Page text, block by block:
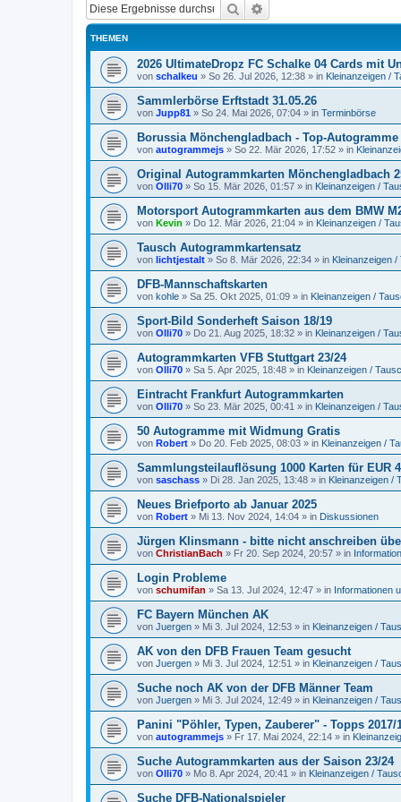
Suche
THEMEN
2026 UltimateDropz FC Schalke 04 Cards mit
von schalkeu » So 26. Jul 2026, 12:38 » in Kleinanzeigen /
Sammlerbörse Erftstadt 31.05.26
von Jupp81 » So 24. Mai 2026, 07:04 » in Terminbörse
Borussia Mönchengladbach - Top-
von autogrammejs » So 22. Mär 2026, 17:52 » in
Original Autogrammkarten Mönchengladbach
von Olli70 » So 15. Mär 2026, 01:57 » in Kleinanzeigen /
Motorsport Autogrammkarten aus dem BMW
von Kevin » Do 12. Mär 2026, 21:04 » in Kleinanzeigen /
Tausch Autogrammkartensatz
von lichtjestalt » So 8. Mär 2026, 22:34 » in Kleinanzeigen
DFB-Mannschaftskarten
von kohle » Sa 25. Okt 2025, 01:09 » in Kleinanzeigen /
Sport-Bild Sonderheft Saison 18/19
von Olli70 » Do 21. Aug 2025, 18:32 » in Kleinanzeigen /
Autogrammkarten VFB Stuttgart 23/24
von Olli70 » Sa 5. Apr 2025, 18:48 » in Kleinanzeigen /
Eintracht Frankfurt Autogrammkarten
von Olli70 » So 23. Mär 2025, 00:41 » in Kleinanzeigen /
50 Autogramme mit Widmung Gratis
von Robert » Do 20. Feb 2025, 08:03 » in Kleinanzeigen /
Sammlungsteilauflösung 1000 Karten für EUR
von saschass » Di 28. Jan 2025, 13:48 » in Kleinanzeigen /
Neues Briefporto ab Januar 2025
von Robert » Mi 13. Nov 2024, 14:04 » in Diskussionen
Jürgen Klinsmann - bitte nicht anschreiben
von ChristianBach » Fr 20. Sep 2024, 20:57 » in
Login Probleme
von schumifan » Sa 13. Jul 2024, 12:47 » in Informationen
FC Bayern München AK
von Juergen » Mi 3. Jul 2024, 12:53 » in Kleinanzeigen /
AK von den DFB Frauen Team gesucht
von Juergen » Mi 3. Jul 2024, 12:51 » in Kleinanzeigen /
Suche noch AK von der DFB Männer Team
von Juergen » Mi 3. Jul 2024, 12:49 » in Kleinanzeigen /
Panini "Pöhler, Typen, Zauberer" - Topps 2017/
von autogrammejs » Fr 17. Mai 2024, 22:14 » in
Suche Autogrammkarten aus der Saison 23/24
von Olli70 » Mo 8. Apr 2024, 20:41 » in Kleinanzeigen /
Suche DFB-Nationalspieler